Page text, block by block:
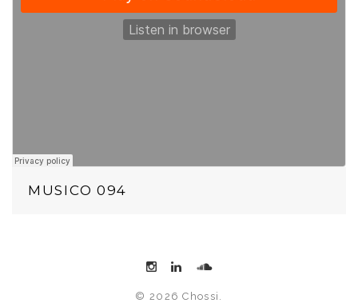
MUSICO 094
© 2026 Chossi.